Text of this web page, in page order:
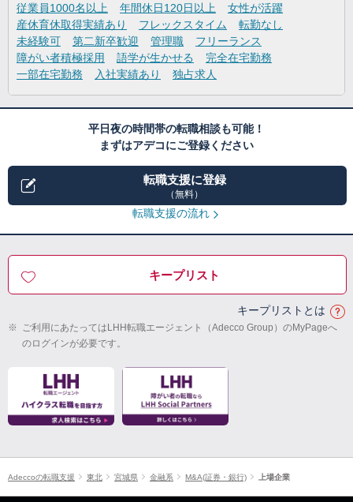
従業員1000名以上
年間休日120日以上
女性が活躍
産休育休取得実績あり
フレックスタイム
転勤なし
未経験可
第二新卒歓迎 管理職
フリーランス
障がい者積極採用
語学が生かせる
完全在宅勤務
一部在宅勤務
入社実績あり 独占求人
平日夜の時間帯の転職相談も可能！
まずはアデコにご登録ください
転職支援に登録
（無料）
転職支援の流れ
キープリスト
キープリストとは
※ ご利用にあたってはLHH転職エージェント（Adecco Group）のMyPageへ
のログインが必要です。
Adeccoの転職支援 東北 宮城県 金融系 M&A(証券・銀行) 上場企業